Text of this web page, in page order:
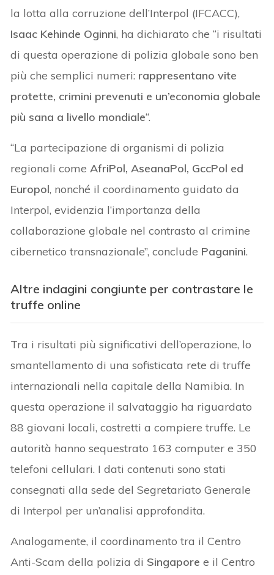
la lotta alla corruzione dell’Interpol (IFCACC),
Isaac Kehinde Oginni, ha dichiarato che “i risultati
di questa operazione di polizia globale sono ben
più che semplici numeri: rappresentano vite
protette, crimini prevenuti e un’economia globale
più sana a livello mondiale“.
“La partecipazione di organismi di polizia
regionali comeAfriPol, AseanaPol, GccPol ed
Europol, nonché il coordinamento guidato da
Interpol, evidenzia l’importanza della
collaborazione globale nel contrasto al crimine
cibernetico transnazionale”, conclude Paganini.
Altre indagini congiunte per contrastare le
truffe online
Tra i risultati più significativi dell’operazione, lo
smantellamento di una sofisticata rete di truffe
internazionali nella capitale della Namibia. In
questa operazione il salvataggio ha riguardato
88 giovani locali, costretti a compiere truffe. Le
autorità hanno sequestrato 163 computer e 350
telefoni cellulari. I dati contenuti sono stati
consegnati alla sede del Segretariato Generale
di Interpol per un’analisi approfondita.
Analogamente, il coordinamento tra il Centro
Anti-Scam della polizia di Singapore e il Centro